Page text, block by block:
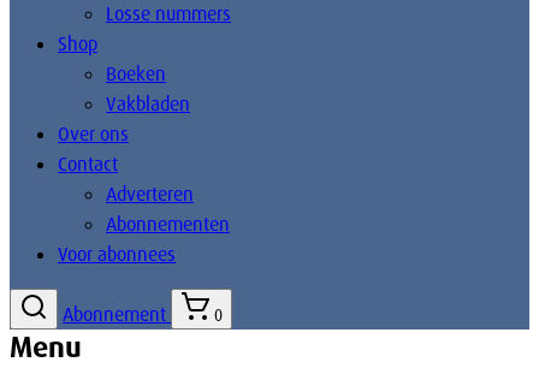
Losse nummers
Shop
Boeken
Vakbladen
Over ons
Contact
Adverteren
Abonnementen
Voor abonnees
Abonnement 0
Menu